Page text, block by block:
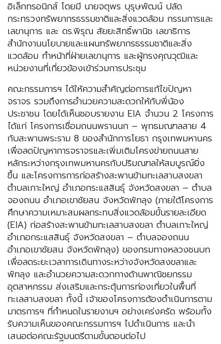
อิเล็กทรอนิกส์ โดยมี นายจตุพร บุรุษพัฒน์ ปลัด
กระทรวงทรัพยากรธรรมชาติและสิ่งแวดล้อม กรรมการและ
เลขานุการ และ ดร.พิรุณ สัยยะสิทธิ์พานิช เลขาธิการ
สำนักงานนโยบายและแผนทรัพยากรธรรมชาติและสิ่ง
แวดล้อม ทำหน้าที่ฝ่ายเลขานุการ และผู้ทรงคุณวุฒิและ
หน่วยงานที่เกี่ยวข้องเข้าร่วมการประชุม
คณะกรรมการฯ ได้ให้ความสำคัญต่อการแก้ไขปัญหา
จราจร รวมถึงการอำนวยความสะดวกให้กับพี่น้อง
ประชาชน โดยได้เห็นชอบรายงาน EIA จำนวน 2 โครงการ
ได้แก่ โครงการเชื่อมถนนพรานนก – พุทธมณฑลสาย 4
กับสะพานพระราม 8 ของสำนักการโยธา กรุงเทพมหานคร
เพื่อลดปัญหาการจราจรและเพิ่มเติมโครงข่ายถนนสาย
หลักระหว่างกรุงเทพมหานครกับปริมณฑลให้สมบูรณ์ยิ่ง
ขึ้น และโครงการการก่อสร้างสะพานข้ามทะเลสาบสงขลา
ตำบลเกาะใหญ่ อำเภอกระแสสินธุ์ จังหวัดสงขลา – ตำบล
จองถนน อำเภอเขาชัยสน จังหวัดพัทลุง (ภายใต้โครงการ
ศึกษาความเหมาะสมผลกระทบสิ่งแวดล้อมขั้นรายละเอียด
(EIA) ก่อสร้างสะพานข้ามทะเลสาบสงขลา ตำบลเกาะใหญ่
อำเภอกระแสสินธุ์ จังหวัดสงขลา – ตำบลจองถนน
อำเภอเขาชัยสน จังหวัดพัทลุง) ของกรมทางหลวงชนบท
เพื่อลดระยะเวลาการเดินทางระหว่างจังหวัดสงขลาและ
พัทลุง และอำนวยความสะดวกทางด้านพาณิชยกรรม
อุตสาหกรรม ส่งเสริมและกระตุ้นการท่องเที่ยวในพื้นที่
ทะเลสาบสงขลา ทั้งนี้ เจ้าของโครงการต้องดำเนินการตาม
มาตรการฯ ที่กำหนดในรายงานฯ อย่างเคร่งครัด พร้อมทั้ง
รับความเห็นของคณะกรรมการฯ ไปดำเนินการ และนำ
เสนอต่อคณะรัฐมนตรีตามขั้นตอนต่อไป